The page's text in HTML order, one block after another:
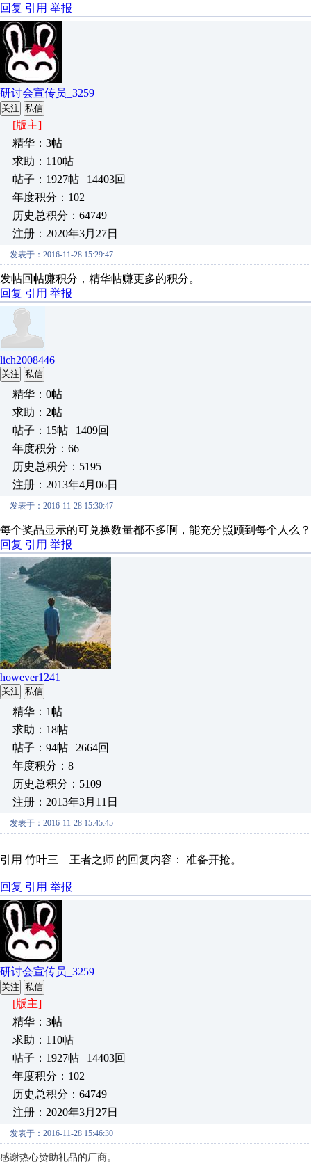
回复 引用 举报
研讨会宣传员_3259
关注 私信
[版主]
精华：3帖
求助：110帖
帖子：1927帖 | 14403回
年度积分：102
历史总积分：64749
注册：2020年3月27日
发表于：2016-11-28 15:29:47
发帖回帖赚积分，精华帖赚更多的积分。
回复 引用 举报
lich2008446
关注 私信
精华：0帖
求助：2帖
帖子：15帖 | 1409回
年度积分：66
历史总积分：5195
注册：2013年4月06日
发表于：2016-11-28 15:30:47
每个奖品显示的可兑换数量都不多啊，能充分照顾到每个人么？
回复 引用 举报
however1241
关注 私信
精华：1帖
求助：18帖
帖子：94帖 | 2664回
年度积分：8
历史总积分：5109
注册：2013年3月11日
发表于：2016-11-28 15:45:45
引用 竹叶三—王者之师 的回复内容： 准备开抢。
回复 引用 举报
研讨会宣传员_3259
关注 私信
[版主]
精华：3帖
求助：110帖
帖子：1927帖 | 14403回
年度积分：102
历史总积分：64749
注册：2020年3月27日
发表于：2016-11-28 15:46:30
感谢热心赞助礼品的厂商。